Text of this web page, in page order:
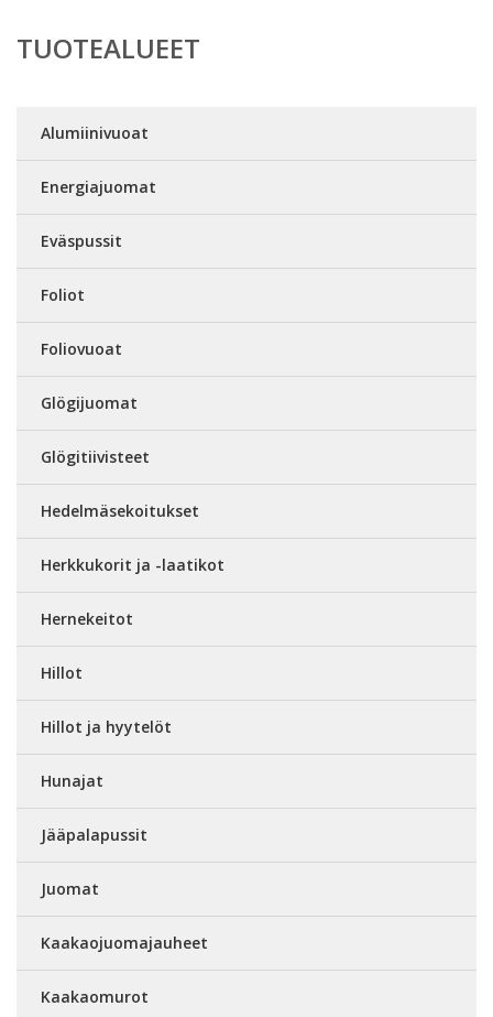
TUOTEALUEET
Alumiinivuoat
Energiajuomat
Eväspussit
Foliot
Foliovuoat
Glögijuomat
Glögitiivisteet
Hedelmäsekoitukset
Herkkukorit ja -laatikot
Hernekeitot
Hillot
Hillot ja hyytelöt
Hunajat
Jääpalapussit
Juomat
Kaakaojuomajauheet
Kaakaomurot